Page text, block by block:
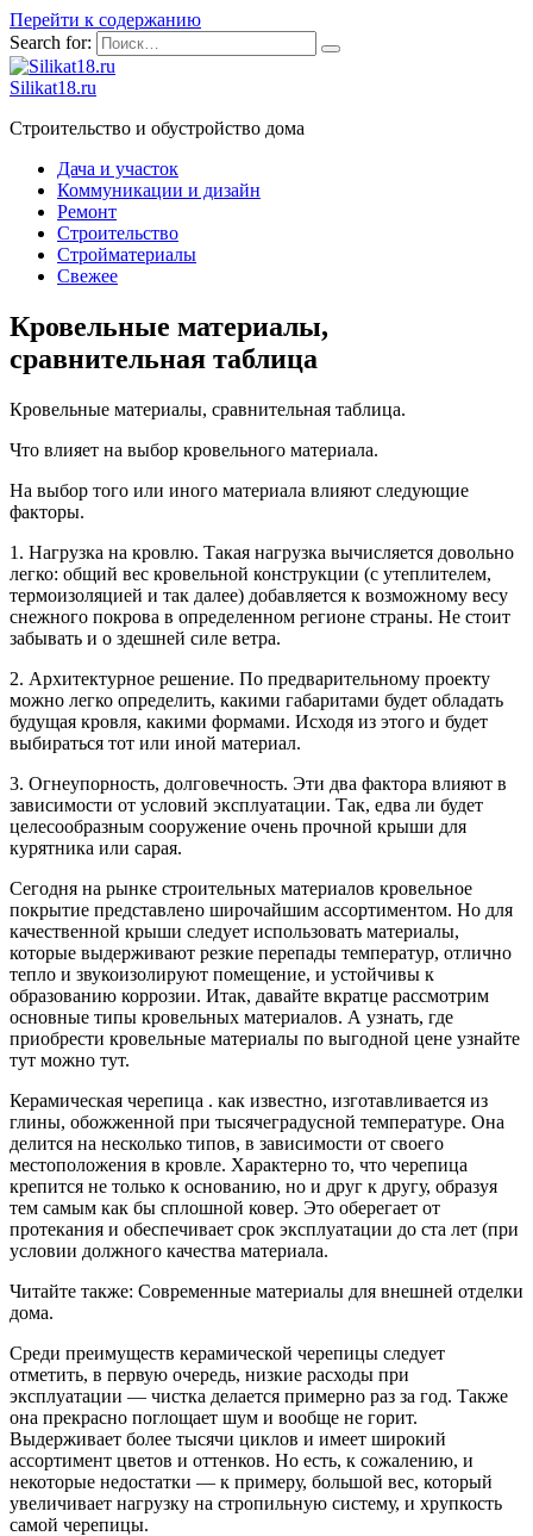
Перейти к содержанию
Search for:
Silikat18.ru
Строительство и обустройство дома
Дача и участок
Коммуникации и дизайн
Ремонт
Строительство
Стройматериалы
Свежее
Кровельные материалы,
сравнительная таблица
Кровельные материалы, сравнительная таблица.
Что влияет на выбор кровельного материала.
На выбор того или иного материала влияют следующие
факторы.
1. Нагрузка на кровлю. Такая нагрузка вычисляется довольно
легко: общий вес кровельной конструкции (с утеплителем,
термоизоляцией и так далее) добавляется к возможному весу
снежного покрова в определенном регионе страны. Не стоит
забывать и о здешней силе ветра.
2. Архитектурное решение. По предварительному проекту
можно легко определить, какими габаритами будет обладать
будущая кровля, какими формами. Исходя из этого и будет
выбираться тот или иной материал.
3. Огнеупорность, долговечность. Эти два фактора влияют в
зависимости от условий эксплуатации. Так, едва ли будет
целесообразным сооружение очень прочной крыши для
курятника или сарая.
Сегодня на рынке строительных материалов кровельное
покрытие представлено широчайшим ассортиментом. Но для
качественной крыши следует использовать материалы,
которые выдерживают резкие перепады температур, отлично
тепло и звукоизолируют помещение, и устойчивы к
образованию коррозии. Итак, давайте вкратце рассмотрим
основные типы кровельных материалов. А узнать, где
приобрести кровельные материалы по выгодной цене узнайте
тут можно тут.
Керамическая черепица . как известно, изготавливается из
глины, обожженной при тысячеградусной температуре. Она
делится на несколько типов, в зависимости от своего
местоположения в кровле. Характерно то, что черепица
крепится не только к основанию, но и друг к другу, образуя
тем самым как бы сплошной ковер. Это оберегает от
протекания и обеспечивает срок эксплуатации до ста лет (при
условии должного качества материала.
Читайте также: Современные материалы для внешней отделки
дома.
Среди преимуществ керамической черепицы следует
отметить, в первую очередь, низкие расходы при
эксплуатации — чистка делается примерно раз за год. Также
она прекрасно поглощает шум и вообще не горит.
Выдерживает более тысячи циклов и имеет широкий
ассортимент цветов и оттенков. Но есть, к сожалению, и
некоторые недостатки — к примеру, большой вес, который
увеличивает нагрузку на стропильную систему, и хрупкость
самой черепицы.